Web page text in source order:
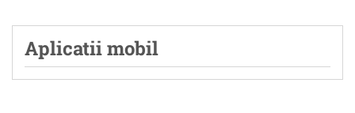
Aplicatii mobil